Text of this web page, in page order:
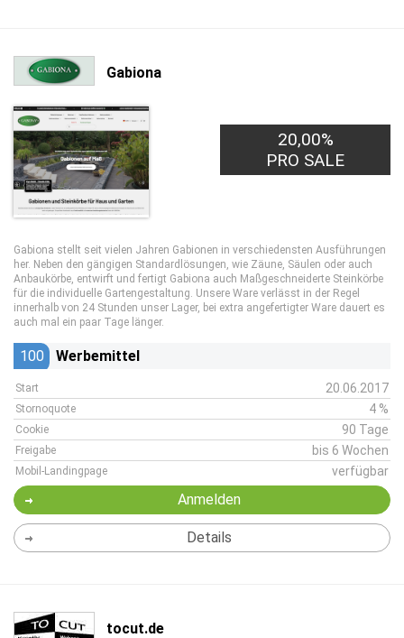
Gabiona
2,50€
PRO LEAD
20,00%
PRO SALE
Gabiona stellt seit vielen Jahren Gabionen in verschiedensten Ausführungen
her. Neben den gängigen Standardlösungen, wie Zäune, Säulen oder auch
Anbaukörbe, entwirft und fertigt Gabiona auch Maßgeschneiderte Steinkörbe
für die individuelle Gartengestaltung. Unsere Ware verlässt in der Regel
innerhalb von 24 Stunden unser Lager, bei extra angefertigter Ware dauert es
auch mal ein paar Tage länger.
100 Werbemittel
Start 20.06.2017
Stornoquote 4 %
Cookie 90 Tage
Freigabe bis 6 Wochen
Mobil-Landingpage verfügbar
Anmelden
Details
tocut.de